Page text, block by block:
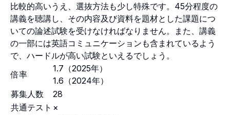
比較的高いうえ、選抜方法も少し特殊です。45分程度の
講義を聴講し、その内容及び資料を題材とした課題につ
いての論述試験を受けなければなりません。また、講義
の一部には英語コミュニケーションも含まれているよう
で、ハードルが高い試験といえるでしょう。
倍率
1.7（2025年）
1.6（2024年）
募集人数
28
共通テスト ×